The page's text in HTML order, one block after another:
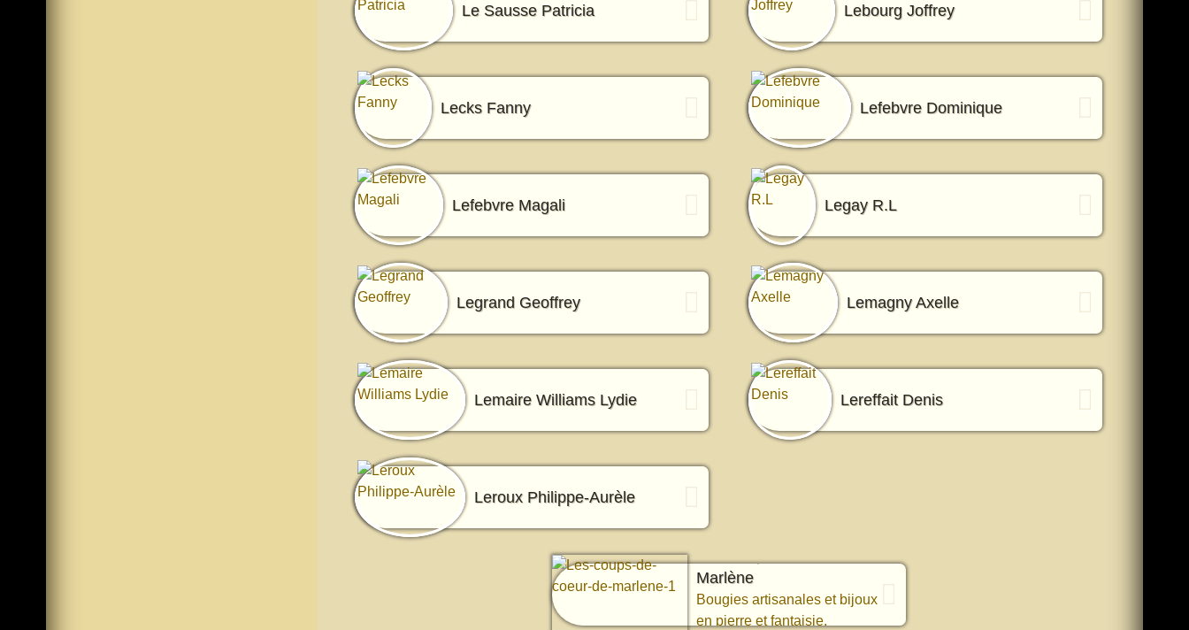
Le Sausse Patricia Lebourg Joffrey
Lecks Fanny Lefebvre Dominique
Lefebvre Magali Legay R.L
Legrand Geoffrey Lemagny Axelle
Lemaire Williams Lydie Lereffait Denis
Leroux Philippe-Aurèle
Marlène
Bougies artisanales et bijoux
en pierre et fantaisie.